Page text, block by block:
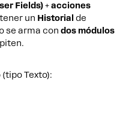
Fields)+acciones
un Historial de
se arma con dos módulos
(tipo Texto):